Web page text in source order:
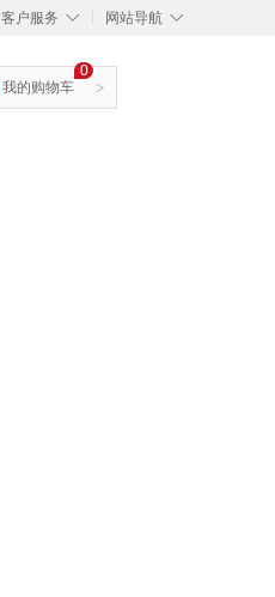
◇
客户服务 ◇
网站导航
>
0
我的购物车